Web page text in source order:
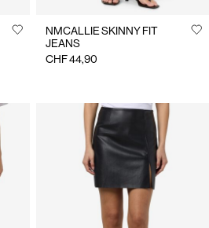
NMCALLIE SKINNY FIT
JEANS
CHF 44,90